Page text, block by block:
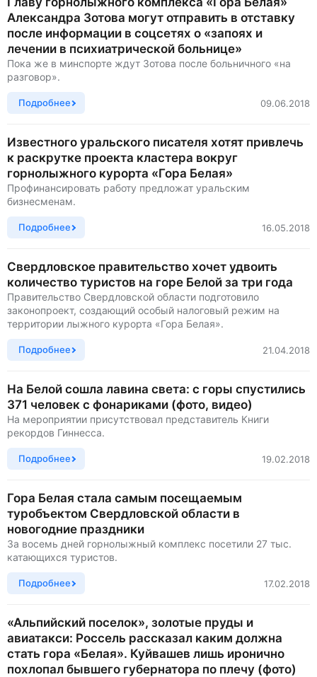
Александра Зотова могут отправить в отставку
после информации в соцсетях о «запоях и
лечении в психиатрической больнице»
Пока же в минспорте ждут Зотова после больничного «на
разговор».
Подробнее 09.06.2018
Известного уральского писателя хотят привлечь
к раскрутке проекта кластера вокруг
горнолыжного курорта «Гора Белая»
Профинансировать работу предложат уральским
бизнесменам.
Подробнее 16.05.2018
Свердловское правительство хочет удвоить
количество туристов на горе Белой за три года
Правительство Свердловской области подготовило
законопроект, создающий особый налоговый режим на
территории лыжного курорта «Гора Белая».
Подробнее 21.04.2018
На Белой сошла лавина света: с горы спустились
371 человек с фонариками (фото, видео)
На мероприятии присутствовал представитель Книги
рекордов Гиннесса.
Подробнее 19.02.2018
Гора Белая стала самым посещаемым
туробъектом Свердловской области в
новогодние праздники
За восемь дней горнолыжный комплекс посетили 27 тыс.
катающихся туристов.
Подробнее 17.02.2018
«Альпийский поселок», золотые пруды и
авиатакси: Россель рассказал каким должна
стать гора «Белая». Куйвашев лишь иронично
похлопал бывшего губернатора по плечу (фото)